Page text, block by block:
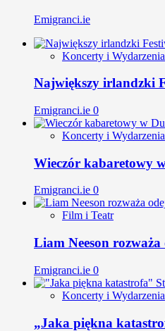
Emigranci.ie
Koncerty i Wydarzenia
Największy irlandzki
Emigranci.ie 0
Koncerty i Wydarzenia
Wieczór kabaretowy
Emigranci.ie 0
Film i Teatr
Liam Neeson
Emigranci.ie 0
Koncerty i Wydarzenia
„Jaka piękna